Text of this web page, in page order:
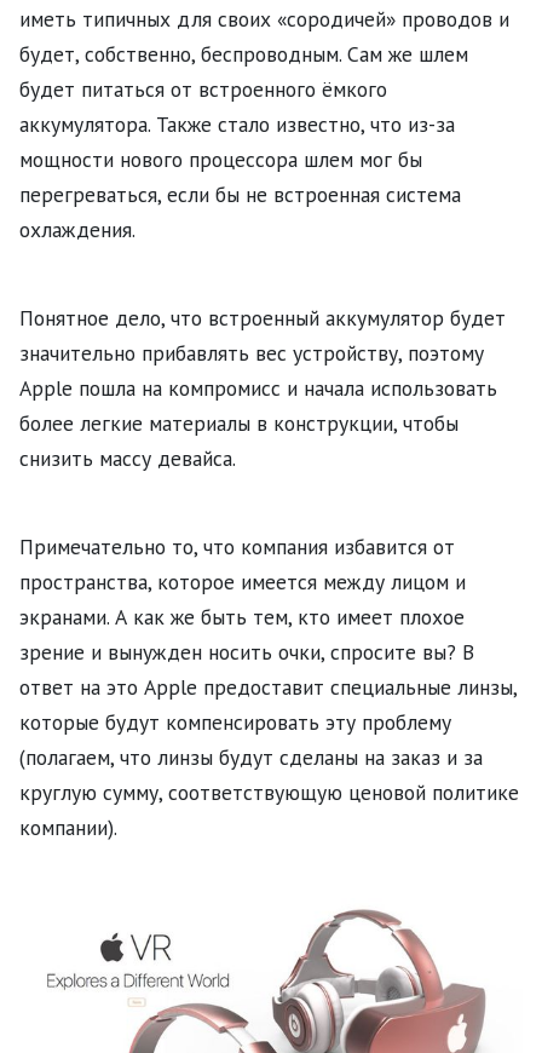
иметь типичных для своих «сородичей» проводов и
будет, собственно, беспроводным. Сам же шлем
будет питаться от встроенного ёмкого
аккумулятора. Также стало известно, что из-за
мощности нового процессора шлем мог бы
перегреваться, если бы не встроенная система
охлаждения.
Понятное дело, что встроенный аккумулятор будет
значительно прибавлять вес устройству, поэтому
Apple пошла на компромисс и начала использовать
более легкие материалы в конструкции, чтобы
снизить массу девайса.
Примечательно то, что компания избавится от
пространства, которое имеется между лицом и
экранами. А как же быть тем, кто имеет плохое
зрение и вынужден носить очки, спросите вы? В
ответ на это Apple предоставит специальные линзы,
которые будут компенсировать эту проблему
(полагаем, что линзы будут сделаны на заказ и за
круглую сумму, соответствующую ценовой политике
компании).